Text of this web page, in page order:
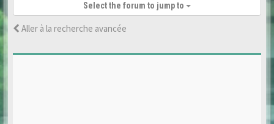
Select the forum to jump to
Aller à la recherche avancée